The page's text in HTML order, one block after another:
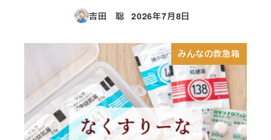
吉田 聡
投稿日
2026年7月8日
みんなの救急箱